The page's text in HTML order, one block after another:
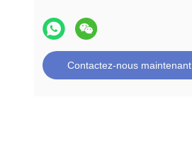
Contactez-nous maintenant